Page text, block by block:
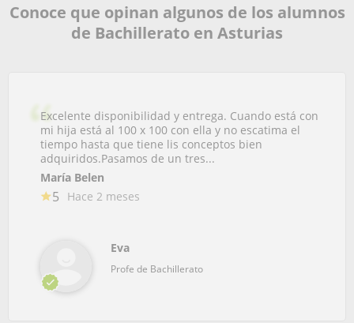
Conoce que opinan algunos de los alumnos
de Bachillerato en Asturias
Excelente disponibilidad y entrega. Cuando está con
mi hija está al 100 x 100 con ella y no escatima el
tiempo hasta que tiene lis conceptos bien
adquiridos.Pasamos de un tres...
María Belen
5 Hace 2 meses
Eva
Profe de Bachillerato